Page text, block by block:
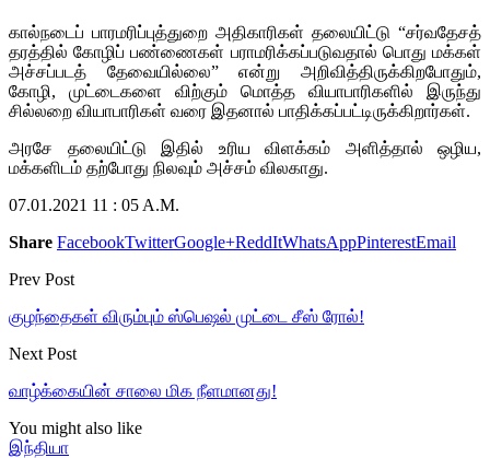
கால்நடைப் பாரமரிப்புத்துறை அதிகாரிகள் தலையிட்டு “சர்வதேசத்
தரத்தில் கோழிப் பண்ணைகள் பராமரிக்கப்படுவதால் பொது மக்கள்
அச்சப்படத் தேவையில்லை” என்று அறிவித்திருக்கிறபோதும்,
கோழி, முட்டைகளை விற்கும் மொத்த வியாபாரிகளில் இருந்து
சில்லறை வியாபாரிகள் வரை இதனால் பாதிக்கப்பட்டிருக்கிறார்கள்.
அரசே தலையிட்டு இதில் உரிய விளக்கம் அளித்தால் ஒழிய,
மக்களிடம் தற்போது நிலவும் அச்சம் விலகாது.
07.01.2021 11 : 05 A.M.
Share FacebookTwitterGoogle+ReddItWhatsAppPinterestEmail
Prev Post
குழந்தைகள் விரும்பும் ஸ்பெஷல் முட்டை சீஸ் ரோல்!
Next Post
வாழ்க்கையின் சாலை மிக நீளமானது!
You might also like
இந்தியா